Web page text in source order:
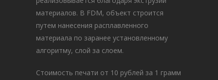
материалов. В FDM, объект строится
путем нанесения расплавленного
материала по заранее установленному
алгоритму, слой за слоем.
Стоимость печати от 10 рублей за 1 грамм